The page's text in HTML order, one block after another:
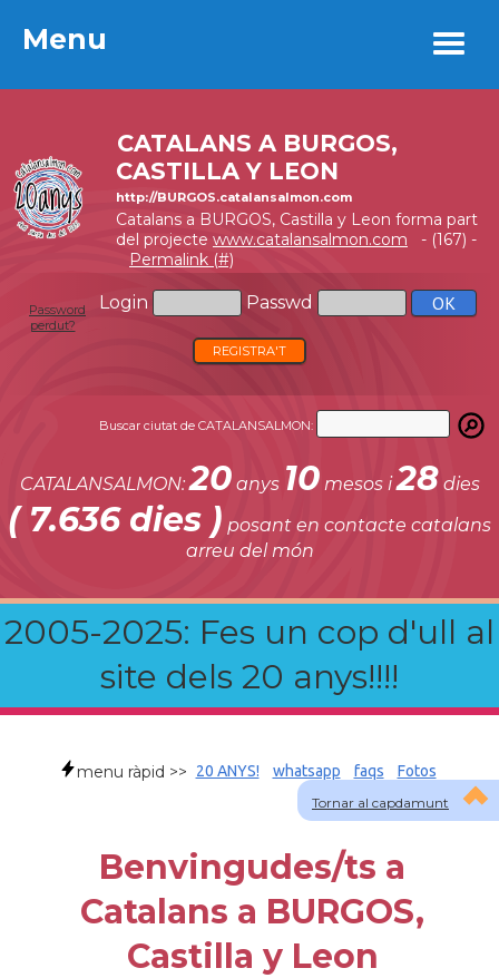
Menu
CATALANS A BURGOS,
CASTILLA Y LEON
http://BURGOS.catalansalmon.com
Catalans a BURGOS, Castilla y Leon forma part
del projecte www.catalansalmon.com - (167) -
Permalink (#)
Login Passwd
Password
perdut?
REGISTRA'T
Buscar ciutat de CATALANSALMON:
CATALANSALMON:20anys 10mesos i28 dies
( 7.636 dies ) posant en contacte catalans
arreu del món
2005-2025: Fes un cop d'ull al
site dels 20 anys!!!!
Menu
Tornar al capdamunt
menu ràpid >> 20 ANYS! whatsapp faqs Fotos
Benvingudes/ts a
Catalans a BURGOS,
Castilla y Leon